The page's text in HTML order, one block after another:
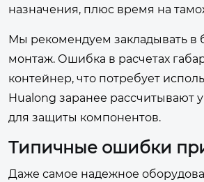
назначения, плюс время на
Мы рекомендуем закладывать в
монтаж. Ошибка в расчетах
контейнер, что потребует
Hualong заранее рассчитывают
для защиты компонентов.
Типичные ошибки
Даже самое надежное